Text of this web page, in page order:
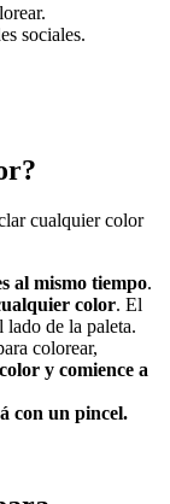
sociales.
cualquier color
al mismo tiempo.
color. El
lado de la paleta.
colorear,
y comience a
con un pincel.